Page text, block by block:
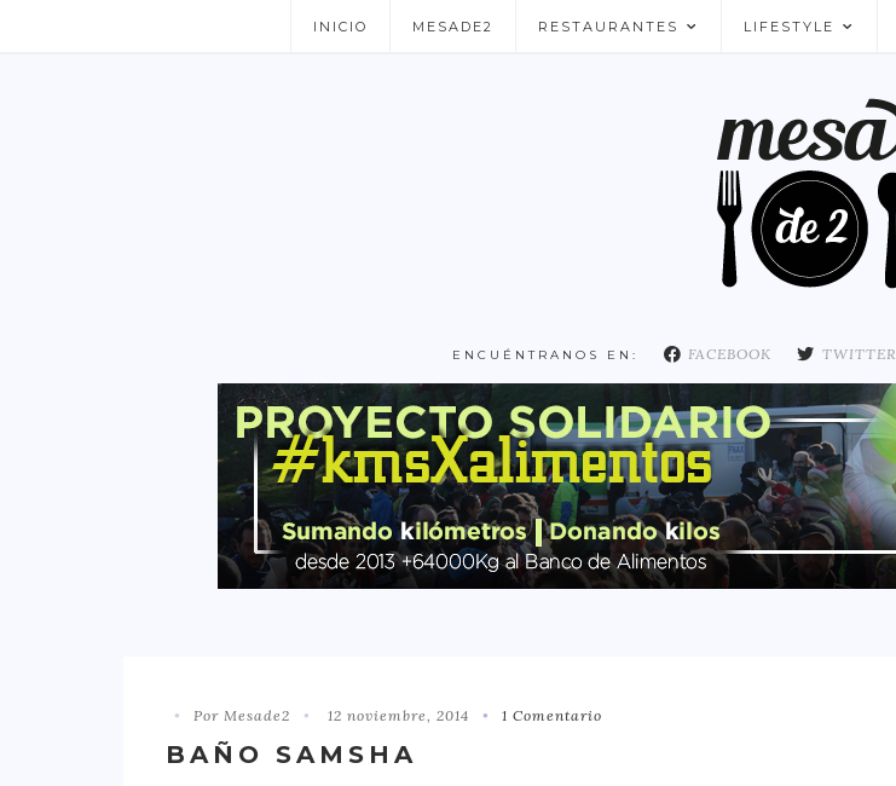
INICIO MESADE2 RESTAURANTES
NUESTROS FAVORITOS
LIFESTYLE
ENCUÉNTRANOS EN: FACEBOOK TWITTER
Por Mesade2 12 noviembre, 2014 1 Comentario
BAÑO SAMSHA